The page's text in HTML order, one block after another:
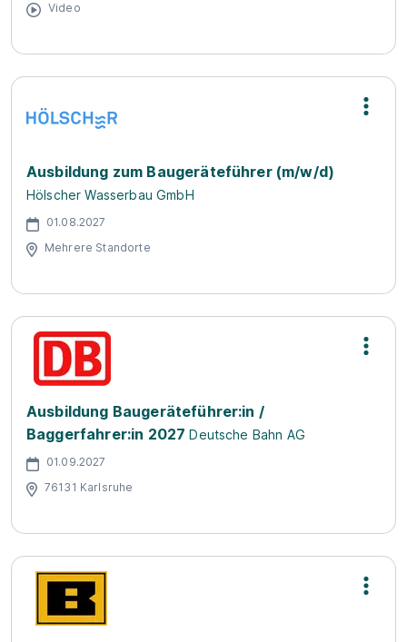
Video
Ausbildung zum Baugeräteführer (m/w/d)
Hölscher Wasserbau GmbH
01.08.2027
Mehrere Standorte
Ausbildung Baugeräteführer:in /
Baggerfahrer:in 2027 Deutsche Bahn AG
01.09.2027
76131 Karlsruhe